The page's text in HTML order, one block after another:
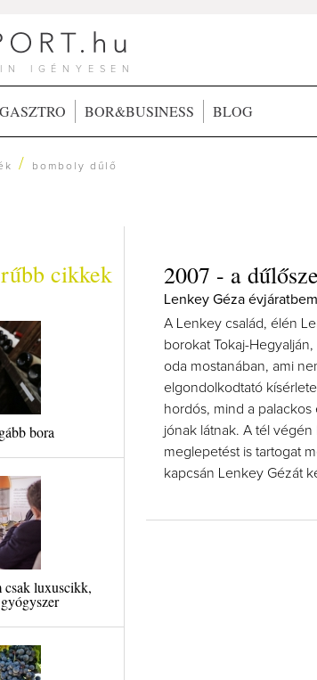
IGÉNYESEN
BOR&BUSINESS BLOG
/ bomboly dűlő
cikkek
bora
csak luxuscikk,
2007 - a
Lenkey Géza
A Lenkey család, élén
borokat Tokaj-
oda mostanában, ami
elgondolkodtató
hordós, mind a
jónak látnak. A tél
meglepetést is tartogat
kapcsán Lenkey Gézát